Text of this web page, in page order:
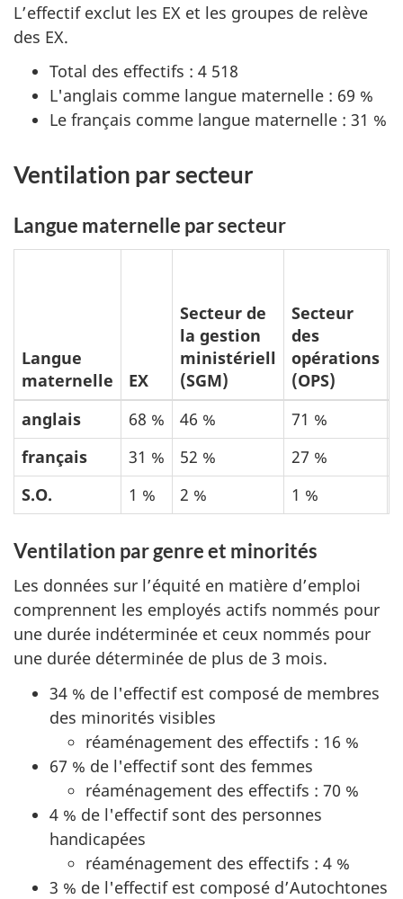
L’effectif exclut les EX et les groupes de relève
des EX.
Total des effectifs : 4 518
L'anglais comme langue maternelle : 69 %
Le français comme langue maternelle : 31 %
Ventilation par secteur
Langue maternelle par secteur
Langue
maternelle
EX
Secteur de
la gestion
ministériell
(SGM)
Secteur
des
opérations
(OPS)
anglais
68 % 46 % 71 %
français
31 % 52 % 27 %
S.O.
1 % 2 % 1 %
Ventilation par genre et minorités
Les données sur l’équité en matière d’emploi
comprennent les employés actifs nommés pour
une durée indéterminée et ceux nommés pour
une durée déterminée de plus de 3 mois.
34 % de l'effectif est composé de membres
des minorités visibles
réaménagement des effectifs : 16 %
67 % de l'effectif sont des femmes
réaménagement des effectifs : 70 %
4 % de l'effectif sont des personnes
handicapées
réaménagement des effectifs : 4 %
3 % de l'effectif est composé d’Autochtones